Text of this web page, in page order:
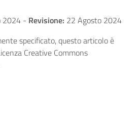
2024 - Revisione: 22 Agosto 2024
specificato, questo articolo è
Creative Commons